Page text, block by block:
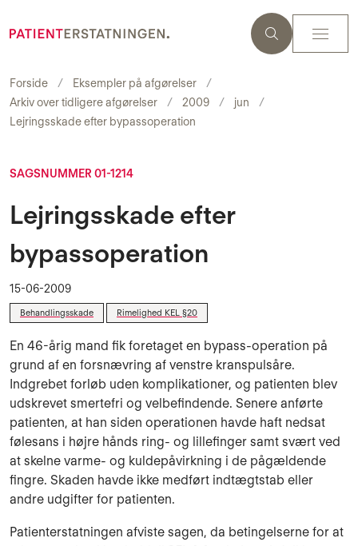
Forside
Eksempler på afgørelser
Arkiv over tidligere afgørelser
2009
jun
Lejringsskade efter bypassoperation
SAGSNUMMER 01-1214
Lejringsskade efter
bypassoperation
15-06-2009
Behandlingsskade Rimelighed KEL §20
En 46-årig mand fik foretaget en bypass-operation på
grund af en forsnævring af venstre kranspulsåre.
Indgrebet forløb uden komplikationer, og patienten blev
udskrevet smertefri og velbefindende. Senere anførte
patienten, at han siden operationen havde haft nedsat
følesans i højre hånds ring- og lillefinger samt svært ved
at skelne varme- og kuldepåvirkning i de på­gældende
fingre. Skaden havde ikke medført indtægtstab eller
andre udgifter for patienten.
Patienterstatningen afviste sagen, da betingelserne for at